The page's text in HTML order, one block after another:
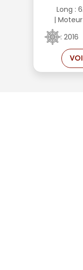
Long :
| Moteur
: 2016